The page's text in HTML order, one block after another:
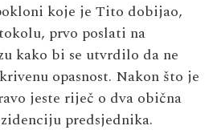
koje je Tito dobijao,
prvo poslati na
kako bi se utvrdilo da ne
opasnost. Nakon što je
jeste riječ o dva obična
predsjednika.